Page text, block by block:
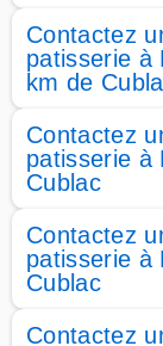
Contactez
patisserie à
km de
Contactez
patisserie à
Cublac
Contactez
patisserie à
Cublac
Contactez